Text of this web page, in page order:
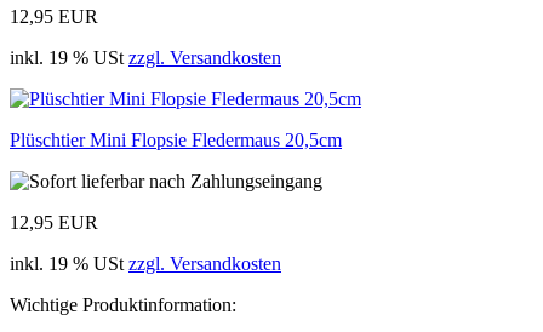
12,95 EUR
inkl. 19 % USt zzgl. Versandkosten
Plüschtier Mini Flopsie Fledermaus 20,5cm
12,95 EUR
inkl. 19 % USt zzgl. Versandkosten
Wichtige Produktinformation: